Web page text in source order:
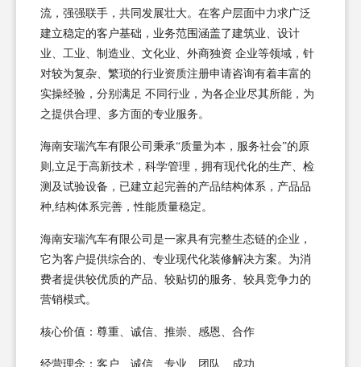
流，强强联手，共同发展壮大。在客户层面中力求广泛
建立稳定的客户基础，业务范围涵盖了建筑业、设计
业、工业、制造业、文化业、外商独资 企业等领域，针
对较为复杂、繁琐的行业资质注册申请咨询有着丰富的
实操经验，分别满足 不同行业，为各企业尽其所能，为
之提供合理、多方面的专业服务。
海南安瑞汽车有限公司秉承“质量为本，服务社会”的原
则,立足于高新技术，科学管理，拥有现代化的生产、检
测及试验设备，已建立起完善的产品结构体系，产品品
种,结构体系完善，性能质量稳定。
海南安瑞汽车有限公司是一家具有完整生态链的企业，
它为客户提供综合的、专业现代化装修解决方案。为消
费者提供较优质的产品、较贴切的服务、较具竞争力的
营销模式。
核心价值：尊重、诚信、推崇、感恩、合作
经营理念：客户、诚信、专业、团队、成功